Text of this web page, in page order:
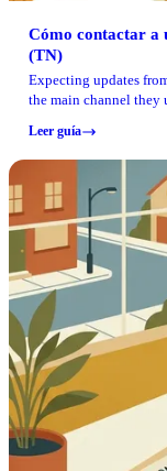
Cómo contactar a
(TN)
Expecting updates
the main channel they
email address current.
junk folders, so you
Leer guía